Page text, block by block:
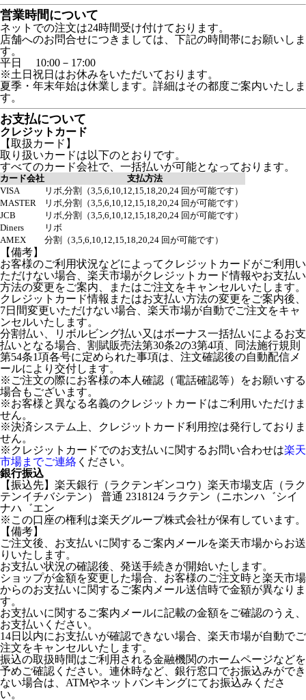
営業時間について
ネットでの注文は24時間受け付けております。
店舗へのお問合せにつきましては、下記の時間帯にお願いしま
す。
平日 10:00－17:00
※土日祝日はお休みをいただいております。
夏季・年末年始は休業します。詳細はその都度ご案内いたしま
す。
お支払について
クレジットカード
【取扱カード】
取り扱いカードは以下のとおりです。
すべてのカード会社で、一括払いが可能となっております。
カード会社
支払方法
VISA
リボ,分割（3,5,6,10,12,15,18,20,24 回が可能です）
MASTER
リボ,分割（3,5,6,10,12,15,18,20,24 回が可能です）
JCB
リボ,分割（3,5,6,10,12,15,18,20,24 回が可能です）
Diners
リボ
AMEX
分割（3,5,6,10,12,15,18,20,24 回が可能です）
【備考】
お客様のご利用状況などによってクレジットカードがご利用い
ただけない場合、楽天市場がクレジットカード情報やお支払い
方法の変更をご案内、またはご注文をキャンセルいたします。
クレジットカード情報またはお支払い方法の変更をご案内後、
7日間変更いただけない場合、楽天市場が自動でご注文をキャ
ンセルいたします。
分割払い、リボルビング払い又はボーナス一括払いによるお支
払いとなる場合、割賦販売法第30条2の3第4項、同法施行規則
第54条1項各号に定められた事項は、注文確認後の自動配信メ
ールにより交付します。
※ご注文の際にお客様の本人確認（電話確認等）をお願いする
場合もございます。
※お客様と異なる名義のクレジットカードはご利用いただけま
せん。
※決済システム上、クレジットカード利用控は発行しておりま
せん。
※クレジットカードでのお支払いに関するお問い合わせは楽天
市場までご連絡 ください。
銀行振込
【振込先】楽天銀行（ラクテンギンコウ）楽天市場支店（ラク
テンイチバシテン） 普通 2318124 ラクテン（ニホンハ゛シイ
ナハ゛エン
※この口座の権利は楽天グループ株式会社が保有しています。
【備考】
ご注文後、お支払いに関するご案内メールを楽天市場からお送
りいたします。
お支払い状況の確認後、発送手続きが開始いたします。
ショップが金額を変更した場合、お客様のご注文時と楽天市場
からのお支払いに関するご案内メール送信時で金額が異なりま
す。
お支払いに関するご案内メールに記載の金額をご確認のうえ、
お支払いください。
14日以内にお支払いが確認できない場合、楽天市場が自動でご
注文をキャンセルいたします。
振込の取扱時間はご利用される金融機関のホームページなどを
予めご確認ください。連休時など、銀行窓口でお振込みができ
ない場合は、ATMやネットバンキングにてお振込みくださ
い。